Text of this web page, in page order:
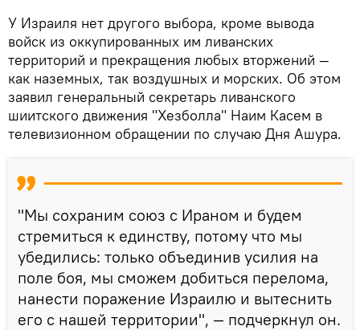
У Израиля нет другого выбора, кроме вывода
войск из оккупированных им ливанских
территорий и прекращения любых вторжений —
как наземных, так воздушных и морских. Об этом
заявил генеральный секретарь ливанского
шиитского движения "Хезболла" Наим Касем в
телевизионном обращении по случаю Дня Ашура.
"Мы сохраним союз с Ираном и будем
стремиться к единству, потому что мы
убедились: только объединив усилия на
поле боя, мы сможем добиться перелома,
нанести поражение Израилю и вытеснить
его с нашей территории", — подчеркнул он.